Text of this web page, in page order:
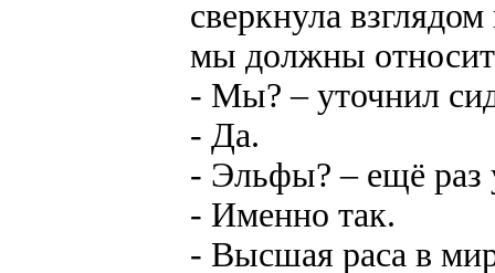
сверкнула
мы должны
- Мы? – уточнил
- Да.
- Эльфы? – ещё раз
- Именно так.
- Высшая раса в